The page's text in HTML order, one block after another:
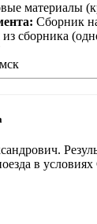
материалы
Сборник
из сборника
в